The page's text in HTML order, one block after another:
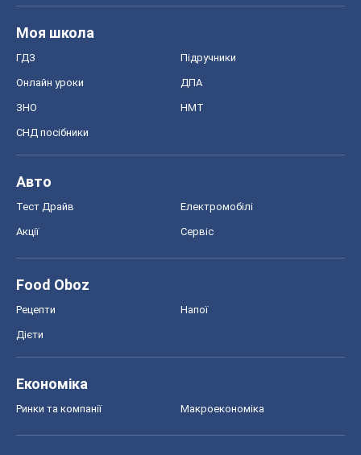
Моя школа
ГДЗ Підручники
Онлайн уроки ДПА
ЗНО НМТ
СНД посібники
Авто
Тест Драйв Електромобілі
Акції Сервіс
Food Oboz
Рецепти Напої
Дієти
Економіка
Ринки та компанії Макроекономіка